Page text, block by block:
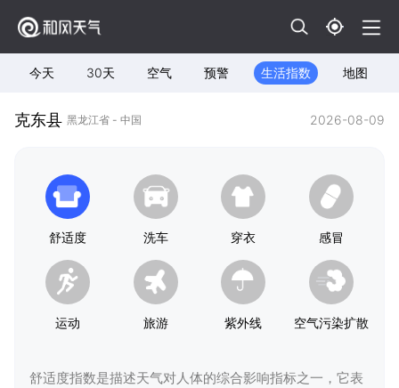
今天 30天 空气 预警 生活指数 地图
克东县 黑龙江省 - 中国 2026-08-09
舒适度 洗车 穿衣 感冒
运动 旅游 紫外线 空气污染扩散
舒适度指数是描述天气对人体的综合影响指标之一，它表